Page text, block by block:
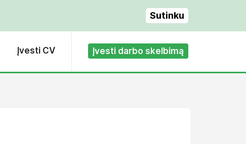
Sutinku
Įvesti CV Įvesti darbo skelbimą